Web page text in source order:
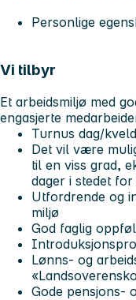
Personlige
Vi tilbyr
Et arbeidsmiljø med
engasjerte
Turnus dag/
Det vil være
til en viss grad,
dager i stedet
Utfordrende og
miljø
God faglig
Lønns- og
Gode pensjons-